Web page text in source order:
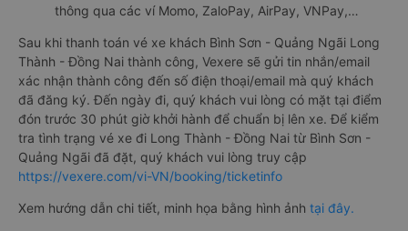
thông qua các ví Momo, ZaloPay, AirPay, VNPay,…
Sau khi thanh toán vé xe khách Bình Sơn - Quảng Ngãi Long
Thành - Đồng Nai thành công, Vexere sẽ gửi tin nhắn/email
xác nhận thành công đến số điện thoại/email mà quý khách
đã đăng ký. Đến ngày đi, quý khách vui lòng có mặt tại điểm
đón trước 30 phút giờ khởi hành để chuẩn bị lên xe. Để kiểm
tra tình trạng vé xe đi Long Thành - Đồng Nai từ Bình Sơn -
Quảng Ngãi đã đặt, quý khách vui lòng truy cập
https://vexere.com/vi-VN/booking/ticketinfo
Xem hướng dẫn chi tiết, minh họa bằng hình ảnh tại đây.